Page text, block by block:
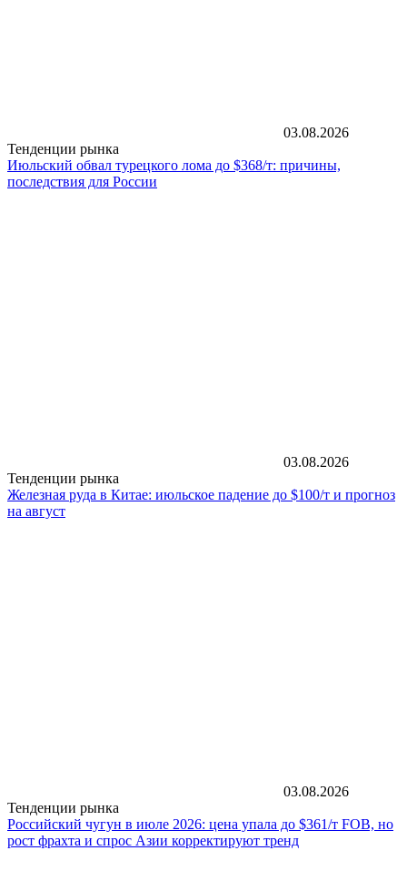
03.08.2026
Тенденции рынка
Июльский обвал турецкого лома до $368/т: причины,
последствия для России
03.08.2026
Тенденции рынка
Железная руда в Китае: июльское падение до $100/т и прогноз
на август
03.08.2026
Тенденции рынка
Российский чугун в июле 2026: цена упала до $361/т FOB, но
рост фрахта и спрос Азии корректируют тренд